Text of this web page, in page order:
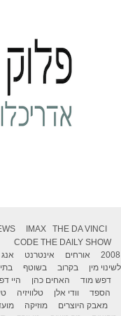
IMAX
THE DA VINCI
CODE THE DAILY SHOW
2008
אורחים אינטרנט אנג
לשינוי מין
בקרוב בשוטף
דפש מוד
האחים כהן היי
הספד
וודי אלן טלוויזיה
מאבק היוצרים
מוזיקה